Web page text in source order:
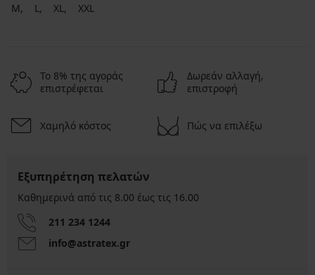
M
L XL XXL
Το 8% της αγοράς
επιστρέφεται
Δωρεάν αλλαγή,
επιστροφή
Χαμηλό κόστος Πώς να επιλέξω
Εξυπηρέτηση πελατών
Καθημερινά από τις 8.00 έως τις 16.00
211 234 1244
info@astratex.gr